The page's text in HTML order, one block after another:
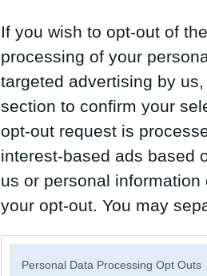
If you wish to opt-out of
processing of your
targeted advertising by
section to confirm your
opt-out request is
interest-based ads based
us or personal
your opt-out. You may
Personal Data Processing Opt Outs